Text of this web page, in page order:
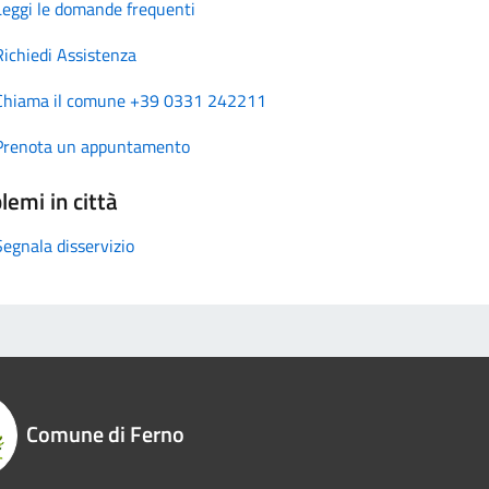
le domande frequenti
Assistenza
il comune +39 0331 242211
un appuntamento
in città
disservizio
Comune di Ferno